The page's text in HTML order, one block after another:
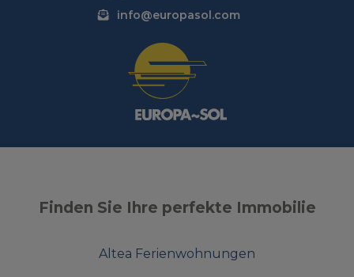
info@europasol.com
Finden Sie Ihre perfekte Immobilie
Altea Ferienwohnungen